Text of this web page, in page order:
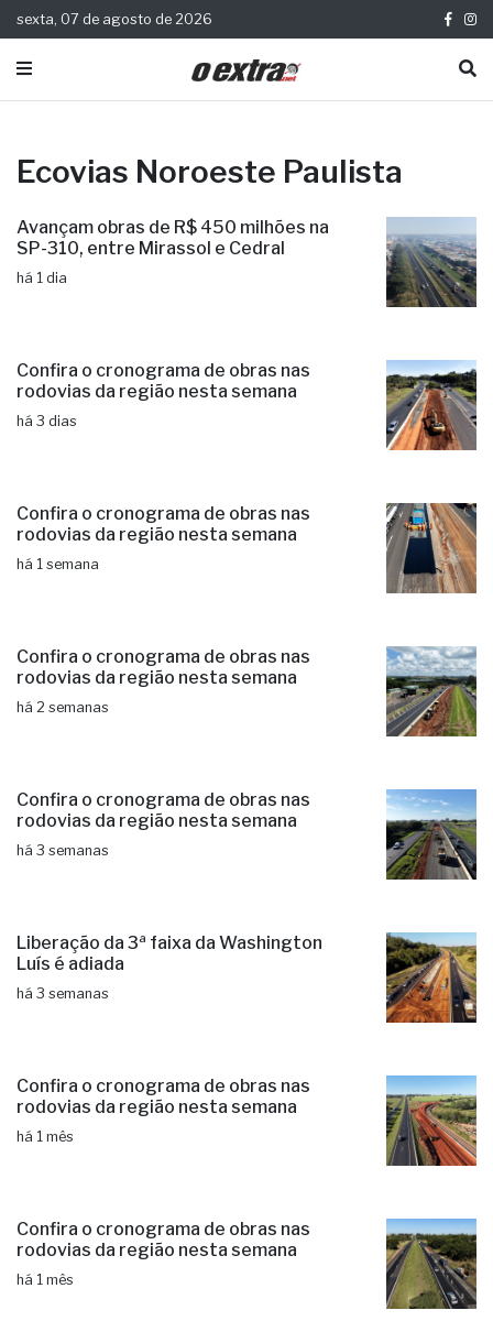
sexta, 07 de agosto de 2026
Ecovias Noroeste Paulista
Avançam obras de R$ 450 milhões na
SP-310, entre Mirassol e Cedral
há 1 dia
Confira o cronograma de obras nas
rodovias da região nesta semana
há 3 dias
Confira o cronograma de obras nas
rodovias da região nesta semana
há 1 semana
Confira o cronograma de obras nas
rodovias da região nesta semana
há 2 semanas
Confira o cronograma de obras nas
rodovias da região nesta semana
há 3 semanas
Liberação da 3ª faixa da Washington
Luís é adiada
há 3 semanas
Confira o cronograma de obras nas
rodovias da região nesta semana
há 1 mês
Confira o cronograma de obras nas
rodovias da região nesta semana
há 1 mês